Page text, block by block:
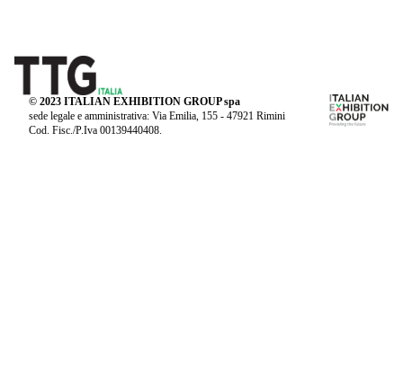
© 2023 ITALIAN EXHIBITION GROUP spa
sede legale e amministrativa: Via Emilia, 155 - 47921 Rimini
Cod. Fisc./P.Iva 00139440408.